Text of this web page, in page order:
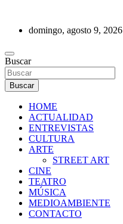
contenidodomingo, agosto 9, 2026
REVISTA DE PRENSA
Buscar
Buscar
HOME
ACTUALIDAD
ENTREVISTAS
CULTURA
ARTE
STREET ART
CINE
TEATRO
MÚSICA
MEDIOAMBIENTE
CONTACTO